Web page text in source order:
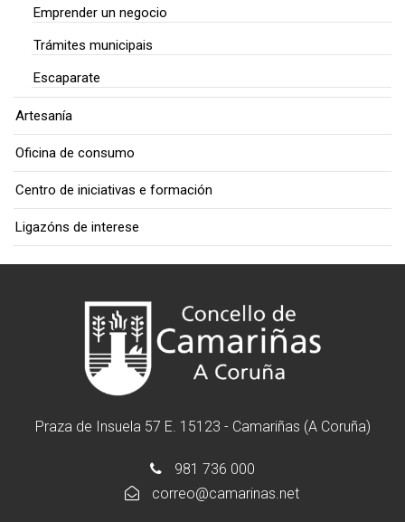
Emprender un negocio
Trámites municipais
Escaparate
Artesanía
Oficina de consumo
Centro de iniciativas e formación
Ligazóns de interese
Praza de Insuela 57 E. 15123 - Camariñas (A Coruña)
981 736 000
correo@camarinas.net